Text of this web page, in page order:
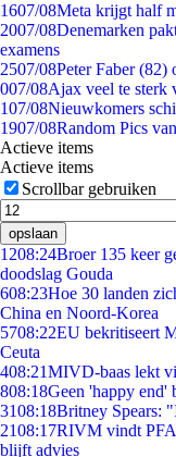
1607/08Meta krijgt half
2007/08Denemarken
examens
2507/08Peter Faber (82)
007/08Ajax veel te sterk
107/08Nieuwkomers
1907/08Random Pics
Actieve items
Actieve items
Scrollbar gebruiken
opslaan
1208:24Broer 135 keer
doodslag Gouda
608:23Hoe 30 landen
China en Noord-Korea
5708:22EU bekritiseert
Ceuta
408:21MIVD-baas lekt
808:18Geen 'happy end'
3108:18Britney Spears:
2108:17RIVM vindt
blijft advies